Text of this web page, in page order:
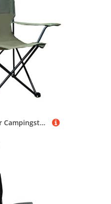
VOYSIGN Faltbarer Campingstuhl mit Getränkehalter und Aufbewahrungstasche, 102 kg Kapazität, große Anti-Sink-Füße, atmungsaktives PE-beschichtetes Gewebe für Outdoor, Wandern, Strand, Angeln